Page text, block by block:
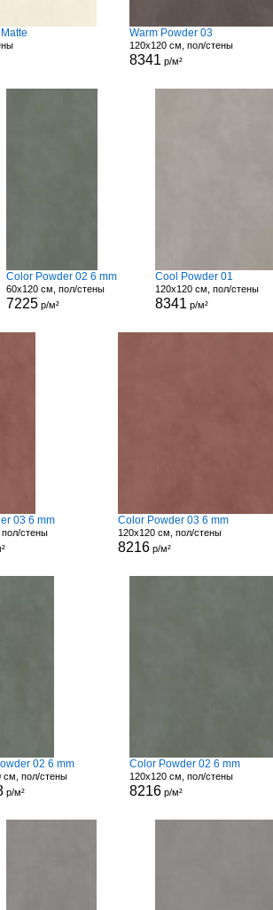
Warm Powder 03
120x120 см, пол/стены
8341 р/м²
Color Powder 02 6 mm
60x120 см, пол/стены
7225р/м²
Cool Powder 01
120x120 см, пол/стены
8341 р/м²
03 6 mm
стены
Color Powder 03 6 mm
120x120 см, пол/стены
8216р/м²
02 6 mm
см, пол/стены
р/м²
Color Powder 02 6 mm
120x120 см, пол/стены
8216 р/м²